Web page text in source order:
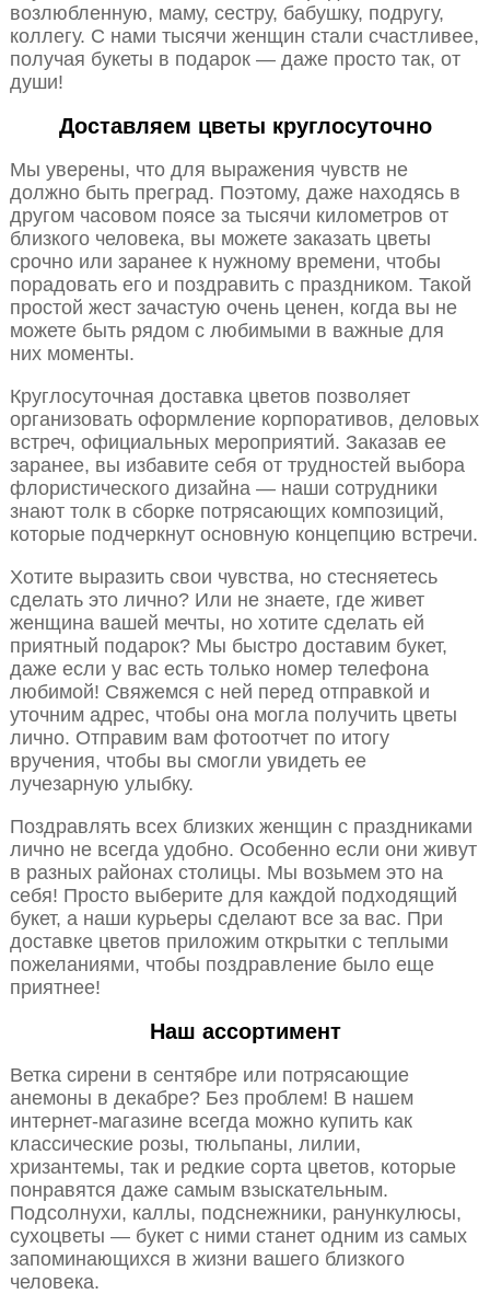
возлюбленную, маму, сестру, бабушку, подругу,
коллегу. С нами тысячи женщин стали счастливее,
получая букеты в подарок — даже просто так, от
души!
Доставляем цветы круглосуточно
Мы уверены, что для выражения чувств не
должно быть преград. Поэтому, даже находясь в
другом часовом поясе за тысячи километров от
близкого человека, вы можете заказать цветы
срочно или заранее к нужному времени, чтобы
порадовать его и поздравить с праздником. Такой
простой жест зачастую очень ценен, когда вы не
можете быть рядом с любимыми в важные для
них моменты.
Круглосуточная доставка цветов позволяет
организовать оформление корпоративов, деловых
встреч, официальных мероприятий. Заказав ее
заранее, вы избавите себя от трудностей выбора
флористического дизайна — наши сотрудники
знают толк в сборке потрясающих композиций,
которые подчеркнут основную концепцию встречи.
Хотите выразить свои чувства, но стесняетесь
сделать это лично? Или не знаете, где живет
женщина вашей мечты, но хотите сделать ей
приятный подарок? Мы быстро доставим букет,
даже если у вас есть только номер телефона
любимой! Свяжемся с ней перед отправкой и
уточним адрес, чтобы она могла получить цветы
лично. Отправим вам фотоотчет по итогу
вручения, чтобы вы смогли увидеть ее
лучезарную улыбку.
Поздравлять всех близких женщин с праздниками
лично не всегда удобно. Особенно если они живут
в разных районах столицы. Мы возьмем это на
себя! Просто выберите для каждой подходящий
букет, а наши курьеры сделают все за вас. При
доставке цветов приложим открытки с теплыми
пожеланиями, чтобы поздравление было еще
приятнее!
Наш ассортимент
Ветка сирени в сентябре или потрясающие
анемоны в декабре? Без проблем! В нашем
интернет-магазине всегда можно купить как
классические розы, тюльпаны, лилии,
хризантемы, так и редкие сорта цветов, которые
понравятся даже самым взыскательным.
Подсолнухи, каллы, подснежники, ранункулюсы,
сухоцветы — букет с ними станет одним из самых
запоминающихся в жизни вашего близкого
человека.